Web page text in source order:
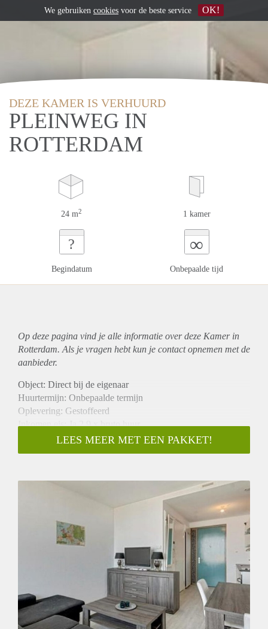
DEZE KAMER IS VERHUURD
PLEINWEG IN
ROTTERDAM
24 m2 1 kamer
?
Begindatum
∞
Onbepaalde tijd
Op deze pagina vind je alle informatie over deze Kamer in
Rotterdam. Als je vragen hebt kun je contact opnemen met de
aanbieder.
Object: Direct bij de eigenaar
Huurtermijn: Onbepaalde termijn
Oplevering: Gestoffeerd
Inkomen eis: Ja 2,9 x bruto huur
Garantiestelling mogelijk: Ja
Borg: 1 maand
Huisgenoten: Nee
Geslacht huisgenoten: N.v.t.
LEES MEER MET EEN PAKKET!
We gebruiken cookies voor de beste service OK!